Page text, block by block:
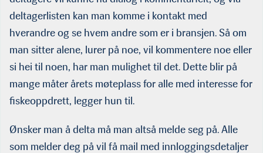
deltagerlisten kan man komme i kontakt med
hverandre og se hvem andre som er i bransjen. Så om
man sitter alene, lurer på noe, vil kommentere noe eller
si hei til noen, har man mulighet til det. Dette blir på
mange måter årets møteplass for alle med interesse for
fiskeoppdrett, legger hun til.
Ønsker man å delta må man altså melde seg på. Alle
som melder deg på vil få mail med innloggingsdetaljer